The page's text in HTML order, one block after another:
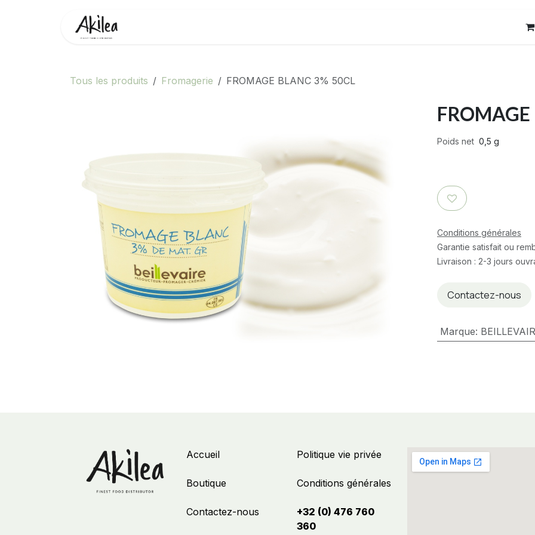
Tous les produits Fromagerie FROMAGE BLANC 3% 50CL
Poids net 0,5 g
Conditions générales
Garantie satisfait ou
Livraison : 2-3 jours
Contactez-nous
Marque:
Politique vie privée
Conditions générales
+32 (0) 476 760
360
Accueil
Boutique
Contactez-nous